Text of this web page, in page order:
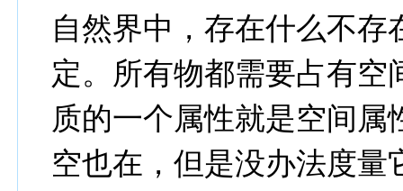
自然界中，存在什么不
定。所有物都需要占有空
质的一个属性就是空间
空也在，但是没办法度量